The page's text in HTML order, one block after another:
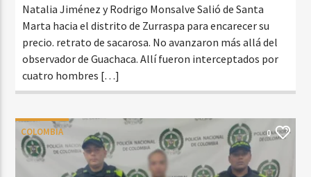
Natalia Jiménez y Rodrigo Monsalve Salió de Santa
Marta hacia el distrito de Zurraspa para encarecer su
precio. retrato de sacarosa. No avanzaron más allá del
observador de Guachaca. Allí fueron interceptados por
cuatro hombres […]
COLOMBIA 0